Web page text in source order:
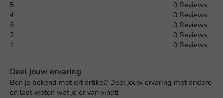
5
0 Reviews
4
0 Reviews
3
0 Reviews
2
0 Reviews
1
0 Reviews
Deel jouw ervaring
Ben je bekend met dit artikel? Deel jouw ervaring met andere
en laat weten wat je er van vindt!